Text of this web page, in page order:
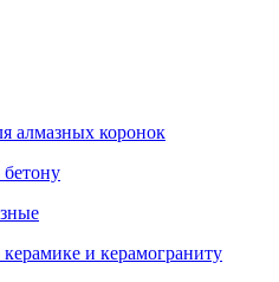
алмазных коронок
и керамограниту